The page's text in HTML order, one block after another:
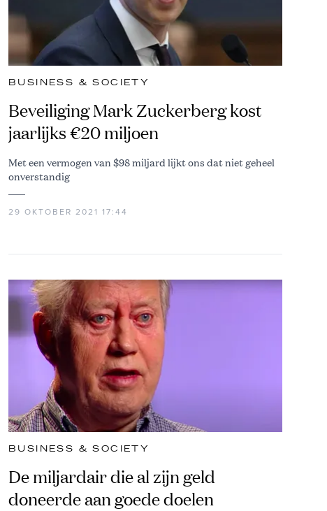
BUSINESS & SOCIETY
Beveiliging Mark Zuckerberg kost
jaarlijks €20 miljoen
Met een vermogen van $98 miljard lijkt ons dat niet geheel
onverstandig
29 OKTOBER 2021 17:44
BUSINESS & SOCIETY
De miljardair die al zijn geld
doneerde aan goede doelen